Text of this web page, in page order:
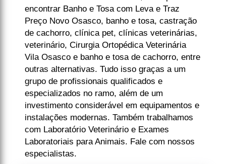
encontrar Banho e Tosa com Leva e Traz
Preço Novo Osasco, banho e tosa, castração
de cachorro, clínica pet, clínicas veterinárias,
veterinário, Cirurgia Ortopédica Veterinária
Vila Osasco e banho e tosa de cachorro, entre
outras alternativas. Tudo isso graças a um
grupo de profissionais qualificados e
especializados no ramo, além de um
investimento considerável em equipamentos e
instalações modernas. Também trabalhamos
com Laboratório Veterinário e Exames
Laboratoriais para Animais. Fale com nossos
especialistas.